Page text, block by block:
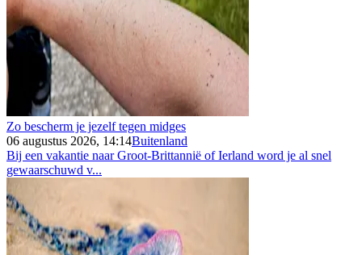
Zo bescherm je jezelf tegen midges
06 augustus 2026, 14:14Buitenland
Bij een vakantie naar Groot-Brittannië of Ierland word je al snel
gewaarschuwd v...